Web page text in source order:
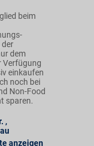
beim
der
dem
Verfügung
einkaufen
noch bei
Non-Food
sparen.
,
anzeigen